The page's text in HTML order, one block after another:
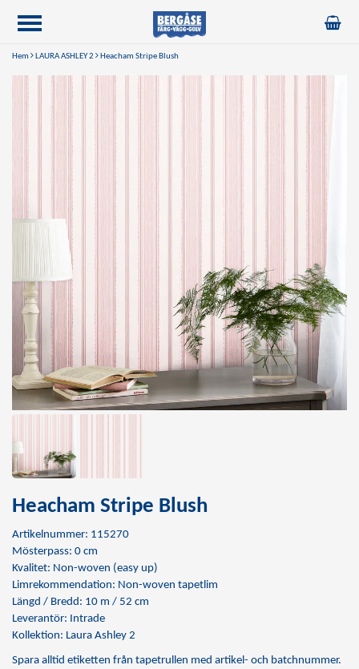
Hem LAURA ASHLEY 2 Heacham Stripe Blush
Heacham Stripe Blush
Artikelnummer: 115270
Mösterpass: 0 cm
Kvalitet: Non-woven (easy up)
Limrekommendation: Non-woven tapetlim
Längd / Bredd: 10 m / 52 cm
Leverantör: Intrade
Kollektion: Laura Ashley 2
Spara alltid etiketten från tapetrullen med artikel- och batchnummer.